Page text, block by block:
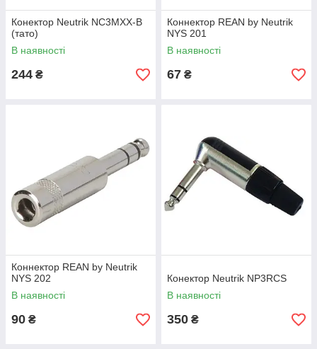
Конектор Neutrik NC3MXX-B
(тато)
В наявності
244 ₴
Коннектор REAN by Neutrik
NYS 201
В наявності
67 ₴
Коннектор REAN by Neutrik
NYS 202
В наявності
90 ₴
Конектор Neutrik NP3RCS
В наявності
350 ₴